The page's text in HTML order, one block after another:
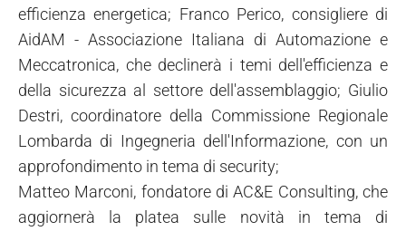
efficienza energetica; Franco Perico, consigliere di
AidAM - Associazione Italiana di Automazione e
Meccatronica, che declinerà i temi dell'efficienza e
della sicurezza al settore dell'assemblaggio; Giulio
Destri, coordinatore della Commissione Regionale
Lombarda di Ingegneria dell'Informazione, con un
approfondimento in tema di security;
Matteo Marconi, fondatore di AC&E Consulting, che
aggiornerà la platea sulle novità in tema di